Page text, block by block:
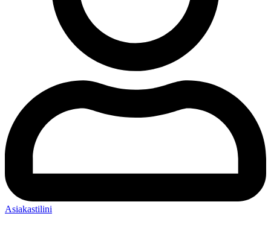
Asiakastilini